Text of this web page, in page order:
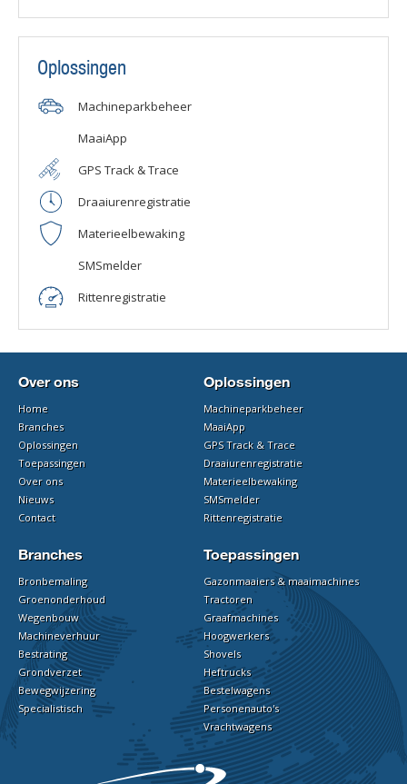
Oplossingen
Machineparkbeheer
MaaiApp
GPS Track & Trace
Draaiurenregistratie
Materieelbewaking
SMSmelder
Rittenregistratie
Over ons
Home
Branches
Oplossingen
Toepassingen
Over ons
Nieuws
Contact
Oplossingen
Machineparkbeheer
MaaiApp
GPS Track & Trace
Draaiurenregistratie
Materieelbewaking
SMSmelder
Rittenregistratie
Branches
Bronbemaling
Groenonderhoud
Wegenbouw
Machineverhuur
Bestrating
Grondverzet
Bewegwijzering
Specialistisch
Toepassingen
Gazonmaaiers & maaimachines
Tractoren
Graafmachines
Hoogwerkers
Shovels
Heftrucks
Bestelwagens
Personenauto's
Vrachtwagens